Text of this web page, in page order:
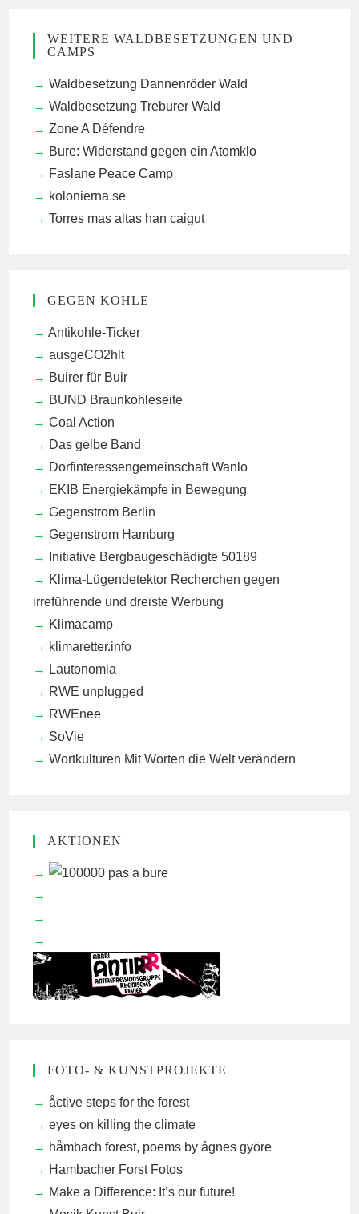
WEITERE WALDBESETZUNGEN UND
CAMPS
Waldbesetzung Dannenröder Wald
Waldbesetzung Treburer Wald
Zone A Défendre
Bure: Widerstand gegen ein Atomklo
Faslane Peace Camp
kolonierna.se
Torres mas altas han caigut
GEGEN KOHLE
Antikohle-Ticker
ausgeCO2hlt
Buirer für Buir
BUND Braunkohleseite
Coal Action
Das gelbe Band
Dorfinteressengemeinschaft Wanlo
EKIB Energiekämpfe in Bewegung
Gegenstrom Berlin
Gegenstrom Hamburg
Initiative Bergbaugeschädigte 50189
Klima-Lügendetektor Recherchen gegen
irreführende und dreiste Werbung
Klimacamp
klimaretter.info
Lautonomia
RWE unplugged
RWEnee
SoVie
Wortkulturen Mit Worten die Welt verändern
AKTIONEN
FOTO- & KUNSTPROJEKTE
åctive steps for the forest
eyes on killing the climate
håmbach forest, poems by ágnes györe
Hambacher Forst Fotos
Make a Difference: It’s our future!